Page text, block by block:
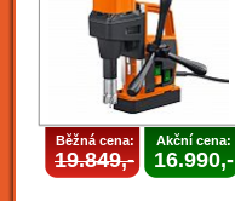
Běžná cena:
19.849,-
Akční cena:
16.990,-